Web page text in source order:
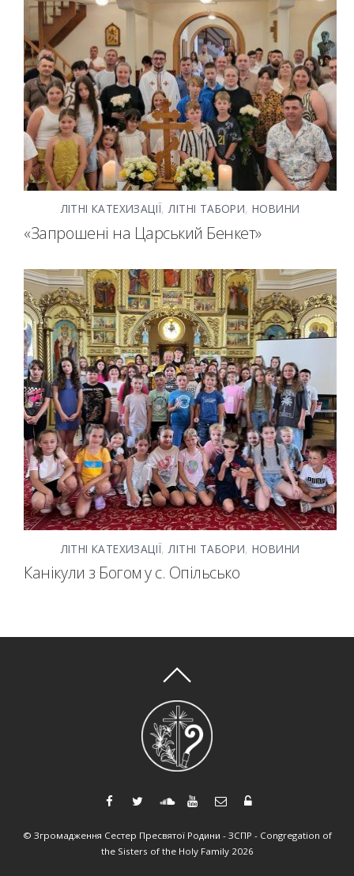
ЛІТНІ КАТЕХИЗАЦІЇ,ЛІТНІ ТАБОРИ,НОВИНИ
«Запрошені на Царський Бенкет»
ЛІТНІ КАТЕХИЗАЦІЇ, ЛІТНІ ТАБОРИ,НОВИНИ
Канікули з Богом у с. Опільсько
© Згромадження Сестер Пресвятої Родини - ЗСПР - Congregation of
the Sisters of the Holy Family2026